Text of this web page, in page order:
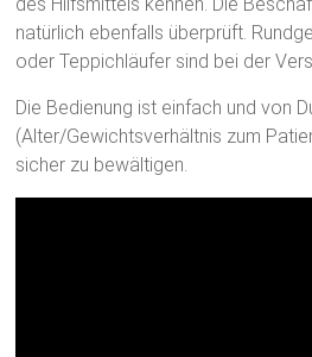
natürlich ebenfalls überprüft.
oder Teppichläufer sind bei der
Die Bedienung ist einfach und von
(Alter/Gewichtsverhältnis zum
sicher zu bewältigen.